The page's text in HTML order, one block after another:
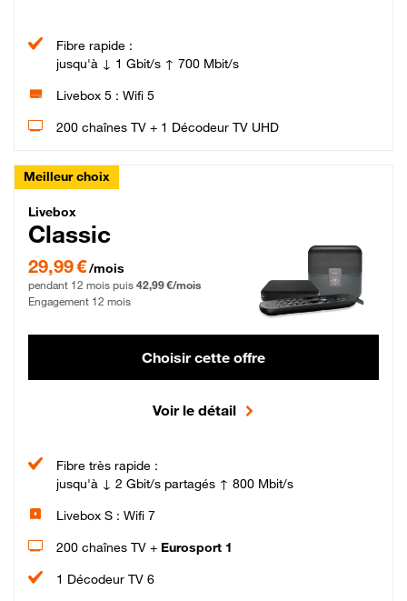
Fibre rapide :
jusqu'à ↓ 1 Gbit/s ↑ 700 Mbit/s
Livebox 5 : Wifi 5
200 chaînes TV + 1 Décodeur TV UHD
Meilleur choix
Livebox Classic Fibre
Livebox
Classic
29,99 € par mois pendant 12 mois puis 42,99 € par mois, Engagement 12 mois
29,99 €/mois
pendant 12 mois puis 42,99 €/mois
Engagement 12 mois
Choisir cette offre
Voir le détail
Fibre très rapide :
jusqu'à ↓ 2 Gbit/s partagés ↑ 800 Mbit/s
Livebox S : Wifi 7
200 chaînes TV + Eurosport 1
1 Décodeur TV 6